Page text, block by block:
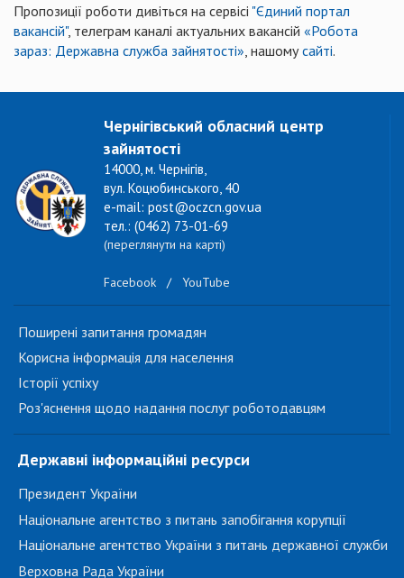
Пропозиції роботи дивіться на сервісі "Єдиний портал
вакансій", телеграм каналі актуальних вакансій «Робота
зараз: Державна служба зайнятості», нашомусайті.
Чернігівський обласний центр
зайнятості
14000, м. Чернігів,
вул. Коцюбинського, 40
e-mail: post@oczcn.gov.ua
тел.: (0462) 73-01-69
(переглянути на карті)
Facebook / YouTube
Поширені запитання громадян
Корисна інформація для населення
Історії успіху
Роз'яснення щодо надання послуг роботодавцям
Державні інформаційні ресурси
Президент України
Національне агентство з питань запобігання корупції
Національне агентство України з питань державної служби
Верховна Рада України